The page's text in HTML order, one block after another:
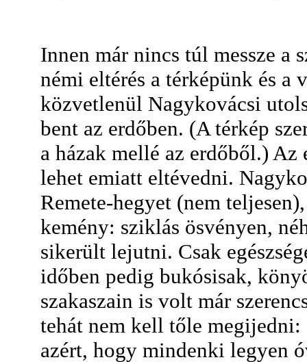
Innen már nincs túl messze a
némi eltérés a térképünk és a
közvetlenül Nagykovácsi
bent az erdőben. (A térkép
a házak mellé az erdőből.) Az
lehet emiatt eltévedni.
Remete-hegyet (nem
kemény: sziklás ösvényen,
sikerült lejutni. Csak
időben pedig bukósisak,
szakaszain is volt már
tehát nem kell tőle
azért, hogy mindenki legyen